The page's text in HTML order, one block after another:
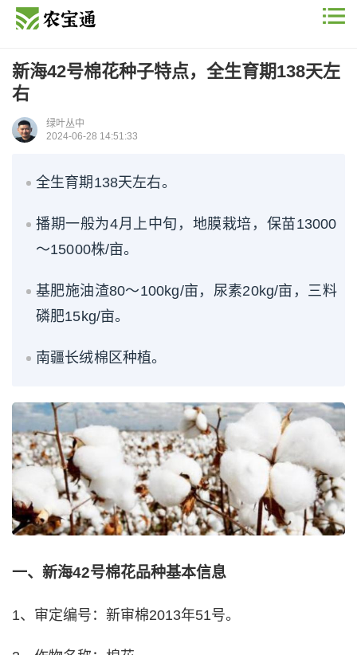
新海42号棉花种子特点，全生育期138天左
右
绿叶丛中
2024-06-28 14:51:33
全生育期138天左右。
播期一般为4月上中旬，地膜栽培，保苗13000
～15000株/亩。
基肥施油渣80～100kg/亩，尿素20kg/亩，三料
磷肥15kg/亩。
南疆长绒棉区种植。
一、新海42号棉花品种基本信息
1、审定编号：新审棉2013年51号。